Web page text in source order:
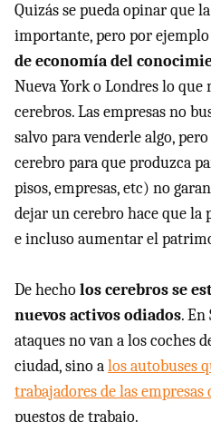
Quizás se pueda opinar que
importante, pero por
de economía del
Nueva York o Londres lo
cerebros. Las empresas no
salvo para venderle algo,
cerebro para que produzca
pisos, empresas, etc) no
dejar un cerebro hace que la
e incluso aumentar el
De hecholos cerebros se
nuevos activos odiados.
ataques no van a los coches
ciudad, sino alos autobuses
trabajadores de las
puestos de trabajo.